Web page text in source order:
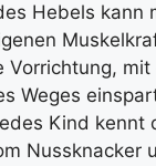
Hebels kann
Vorrichtung,
Weges
Kind kennt
Nussknacker